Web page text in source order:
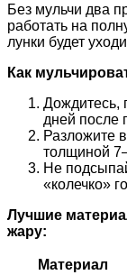
Без мульчи два
работать на
лунки будет
Как
Дождитесь,
дней после
Разложите
толщиной
Не
«колечко»
Лучшие
жару:
Материал